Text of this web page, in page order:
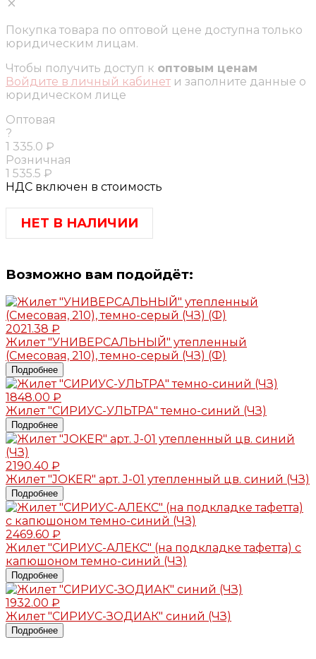
Покупка товара по оптовой цене доступна только
юридическим лицам.
Чтобы получить доступ к оптовым ценам
Войдите в личный кабинет и заполните данные о
юридическом лице
Оптовая
?
1 335.0 ₽
Розничная
1 535.5 ₽
НДС включен в стоимость
НЕТ В НАЛИЧИИ
Возможно вам подойдёт:
2021.38 ₽
Жилет "УНИВЕРСАЛЬНЫЙ" утепленный
(Смесовая, 210), темно-серый (ЧЗ) (Ф)
Подробнее
1848.00 ₽
Жилет "СИРИУС-УЛЬТРА" темно-синий (ЧЗ)
Подробнее
2190.40 ₽
Жилет "JOKER" арт. J-01 утепленный цв. синий (ЧЗ)
Подробнее
2469.60 ₽
Жилет "СИРИУС-АЛЕКС" (на подкладке тафетта) с
капюшоном темно-синий (ЧЗ)
Подробнее
1932.00 ₽
Жилет "СИРИУС-ЗОДИАК" синий (ЧЗ)
Подробнее